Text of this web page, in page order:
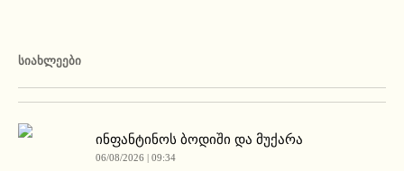
ᲡᲘᲐᲮᲚᲔᲔᲑᲘ
ინფანტინოს ბოდიში და მუქარა
06/08/2026 | 09:34